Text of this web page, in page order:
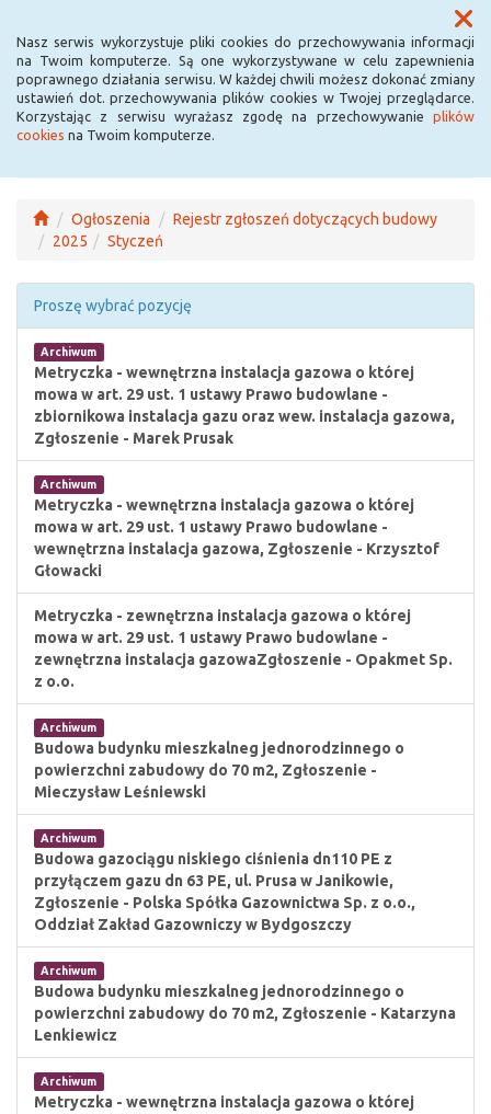
Nasz serwis wykorzystuje pliki cookies do przechowywania informacji
na Twoim komputerze. Są one wykorzystywane w celu zapewnienia
poprawnego działania serwisu. W każdej chwili możesz dokonać zmiany
ustawień dot. przechowywania plików cookies w Twojej przeglądarce.
Korzystając z serwisu wyrażasz zgodę na przechowywanie plików
cookies na Twoim komputerze.
Menu
Ogłoszenia
Rejestr zgłoszeń dotyczących budowy
2025
Styczeń
Proszę wybrać pozycję
Archiwum
Metryczka - wewnętrzna instalacja gazowa o której
mowa w art. 29 ust. 1 ustawy Prawo budowlane -
zbiornikowa instalacja gazu oraz wew. instalacja gazowa,
Zgłoszenie - Marek Prusak
Archiwum
Metryczka - wewnętrzna instalacja gazowa o której
mowa w art. 29 ust. 1 ustawy Prawo budowlane -
wewnętrzna instalacja gazowa, Zgłoszenie - Krzysztof
Głowacki
Metryczka - zewnętrzna instalacja gazowa o której
mowa w art. 29 ust. 1 ustawy Prawo budowlane -
zewnętrzna instalacja gazowaZgłoszenie - Opakmet Sp.
z o.o.
Archiwum
Budowa budynku mieszkalneg jednorodzinnego o
powierzchni zabudowy do 70 m2, Zgłoszenie -
Mieczysław Leśniewski
Archiwum
Budowa gazociągu niskiego ciśnienia dn110 PE z
przyłączem gazu dn 63 PE, ul. Prusa w Janikowie,
Zgłoszenie - Polska Spółka Gazownictwa Sp. z o.o.,
Oddział Zakład Gazowniczy w Bydgoszczy
Archiwum
Budowa budynku mieszkalneg jednorodzinnego o
powierzchni zabudowy do 70 m2, Zgłoszenie - Katarzyna
Lenkiewicz
Archiwum
Metryczka - wewnętrzna instalacja gazowa o której